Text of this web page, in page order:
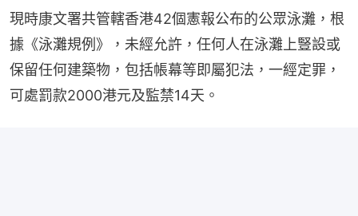
現時康文署共管轄香港42個憲報公布的公眾泳灘，根
據《泳灘規例》，未經允許，任何人在泳灘上豎設或
保留任何建築物，包括帳幕等即屬犯法，一經定罪，
可處罰款2000港元及監禁14天。